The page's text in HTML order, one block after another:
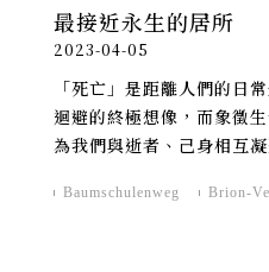
最接近永生的居所
2023-04-05
「死亡」是距離人們的日
迴避的終極想像，而象徵
為我們與逝者、己身相互
Baumschulenweg Brion-